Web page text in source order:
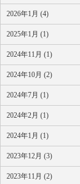
2026年1月 (4)
2025年1月 (1)
2024年11月 (1)
2024年10月 (2)
2024年7月 (1)
2024年2月 (1)
2024年1月 (1)
2023年12月 (3)
2023年11月 (2)